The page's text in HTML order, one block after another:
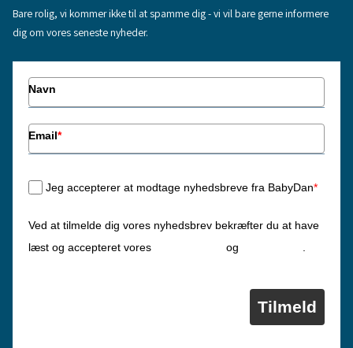
Bare rolig, vi kommer ikke til at spamme dig - vi vil bare gerne informere
dig om vores seneste nyheder.
Navn
Email*
Jeg accepterer at modtage nyhedsbreve fra BabyDan*
Ved at tilmelde dig vores nyhedsbrev bekræfter du at have
læst og accepteret vores
og
Tilmeld